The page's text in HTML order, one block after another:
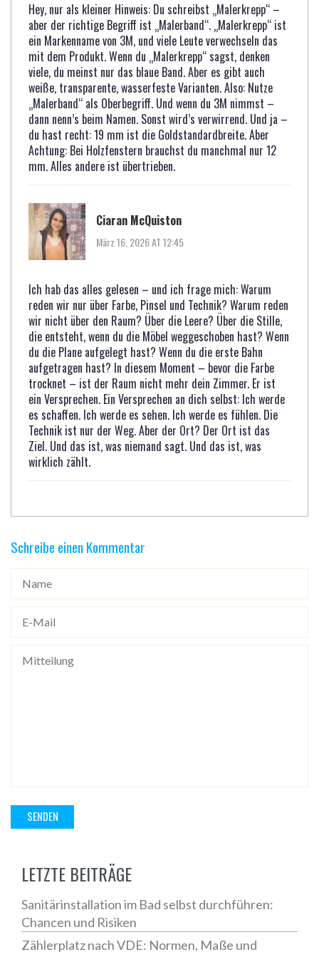
Hey, nur als kleiner Hinweis: Du schreibst „Malerkrepp“ –
aber der richtige Begriff ist „Malerband“. „Malerkrepp“ ist
ein Markenname von 3M, und viele Leute verwechseln das
mit dem Produkt. Wenn du „Malerkrepp“ sagst, denken
viele, du meinst nur das blaue Band. Aber es gibt auch
weiße, transparente, wasserfeste Varianten. Also: Nutze
„Malerband“ als Oberbegriff. Und wenn du 3M nimmst –
dann nenn’s beim Namen. Sonst wird’s verwirrend. Und ja –
du hast recht: 19 mm ist die Goldstandardbreite. Aber
Achtung: Bei Holzfenstern brauchst du manchmal nur 12
mm. Alles andere ist übertrieben.
Ciaran McQuiston
März 16, 2026 AT 12:45
Ich hab das alles gelesen – und ich frage mich: Warum
reden wir nur über Farbe, Pinsel und Technik? Warum reden
wir nicht über den Raum? Über die Leere? Über die Stille,
die entsteht, wenn du die Möbel weggeschoben hast? Wenn
du die Plane aufgelegt hast? Wenn du die erste Bahn
aufgetragen hast? In diesem Moment – bevor die Farbe
trocknet – ist der Raum nicht mehr dein Zimmer. Er ist
ein Versprechen. Ein Versprechen an dich selbst: Ich werde
es schaffen. Ich werde es sehen. Ich werde es fühlen. Die
Technik ist nur der Weg. Aber der Ort? Der Ort ist das
Ziel. Und das ist, was niemand sagt. Und das ist, was
wirklich zählt.
Schreibe einen Kommentar
LETZTE BEITRÄGE
Sanitärinstallation im Bad selbst durchführen:
Chancen und Risiken
Zählerplatz nach VDE: Normen, Maße und